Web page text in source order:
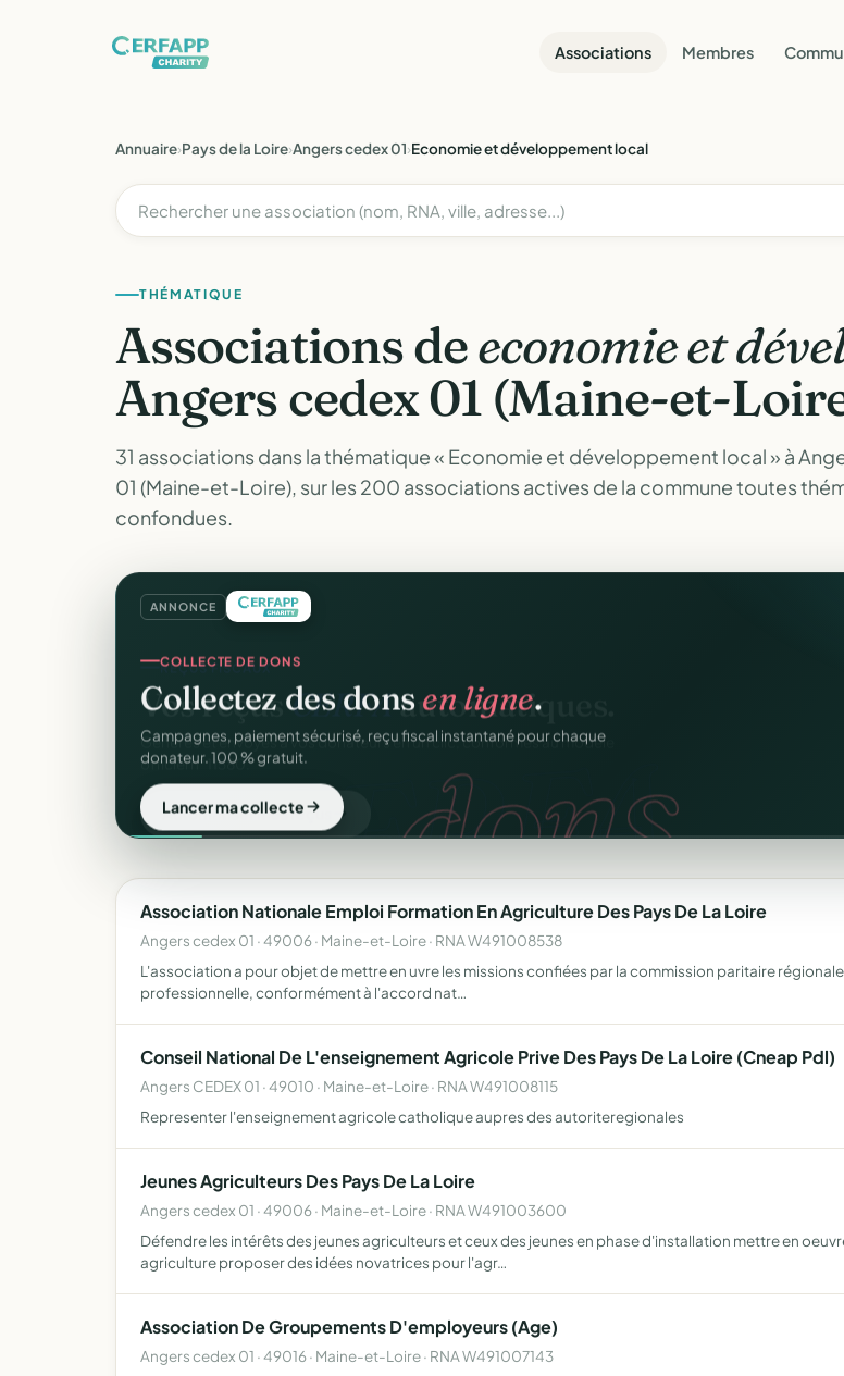
Associations Membres
Annuaire›Pays de la Loire›Angers cedex 01›Economie et développement local
THÉMATIQUE
Associations deeconomie et
Angers cedex 01 (Maine-et-
31 associations dans la thématique « Economie et développement local » à
01 (Maine-et-Loire), sur les 200 associations actives de la commune toutes
confondues.
ANNONCE
dons.
COLLECTE DE DONS
Collectez des donsen ligne.
Campagnes, paiement sécurisé, reçu fiscal instantané pour chaque
donateur. 100 % gratuit.
Lancer ma collecte
Association Nationale Emploi Formation En Agriculture Des Pays De La Loire
Angers cedex 01 · 49006 · Maine-et-Loire · RNA W491008538
L'association a pour objet de mettre en uvre les missions confiées par la commission paritaire
professionnelle, conformément à l'accord nat…
Conseil National De L'enseignement Agricole Prive Des Pays De La Loire (Cneap Pdl)
Angers CEDEX 01 · 49010 · Maine-et-Loire · RNA W491008115
Representer l'enseignement agricole catholique aupres des autoriteregionales
Jeunes Agriculteurs Des Pays De La Loire
Angers cedex 01 · 49006 · Maine-et-Loire · RNA W491003600
Défendre les intérêts des jeunes agriculteurs et ceux des jeunes en phase d'installation mettre en
agriculture proposer des idées novatrices pour l'agr…
Association De Groupements D'employeurs (Age)
Angers cedex 01 · 49016 · Maine-et-Loire · RNA W491007143